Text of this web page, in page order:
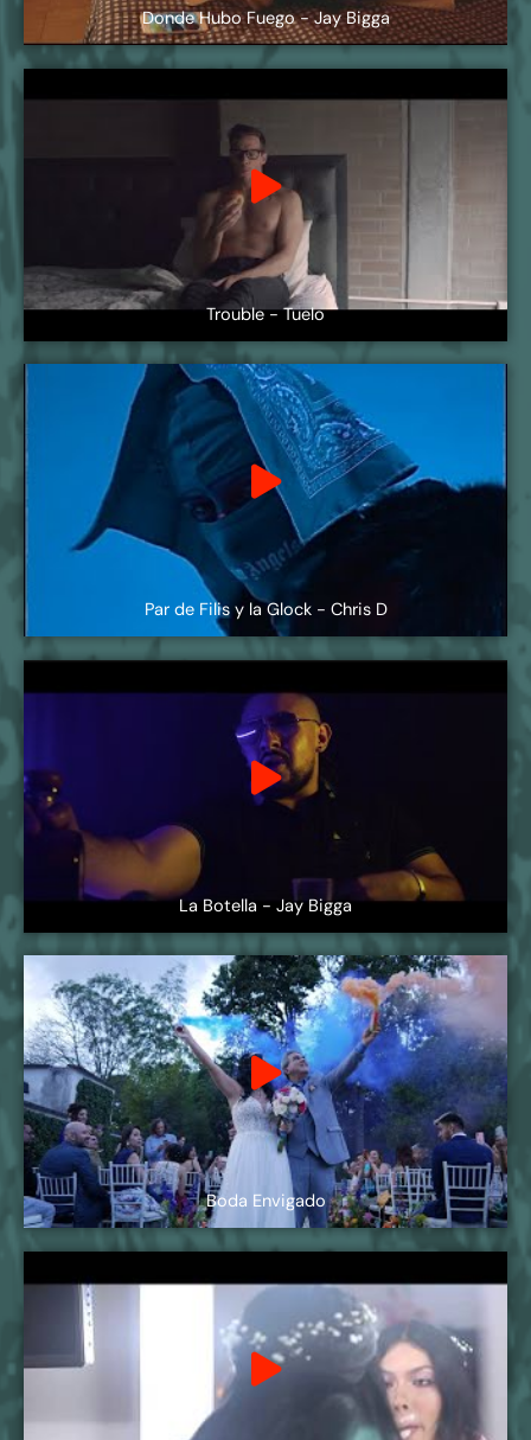
Donde Hubo Fuego - Jay Bigga
Trouble - Tuelo
Par de Filis y la Glock - Chris D
La Botella - Jay Bigga
Boda Envigado